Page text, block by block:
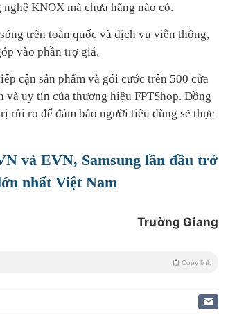
KNOX mà chưa hãng nào có.
trên toàn quốc và dịch vụ viễn thông,
vào phần trợ giá.
cận sản phẩm và gói cước trên 500 cửa
và uy tín của thương hiệu FPTShop. Đồng
rủi ro để đảm bảo người tiêu dùng sẽ thực
và EVN, Samsung lần đầu trở
nhất Việt Nam
Trường Giang
Copy link